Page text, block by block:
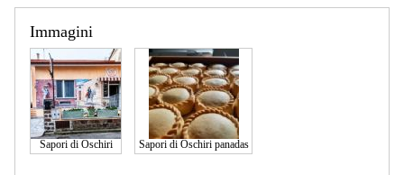
Immagini
Sapori di Oschiri Sapori di Oschiri panadas